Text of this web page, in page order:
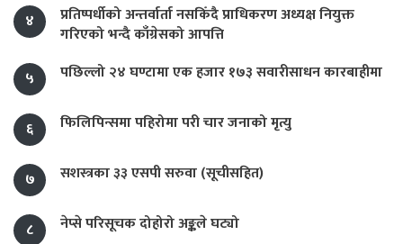
४
प्रतिष्पर्धीको अन्तर्वार्ता नसकिँदै प्राधिकरण अध्यक्ष नियुक्त
गरिएको भन्दै काँग्रेसको आपत्ति
५
पछिल्लो २४ घण्टामा एक हजार १७३ सवारीसाधन कारबाहीमा
६ फिलिपिन्समा पहिरोमा परी चार जनाको मृत्यु
७ सशस्त्रका ३३ एसपी सरुवा (सूचीसहित)
८ नेप्से परिसूचक दोहोरो अङ्कले घट्यो